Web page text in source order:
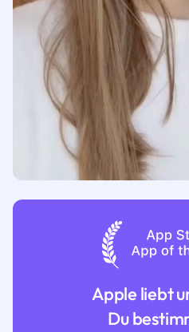
Apple liebt
Du